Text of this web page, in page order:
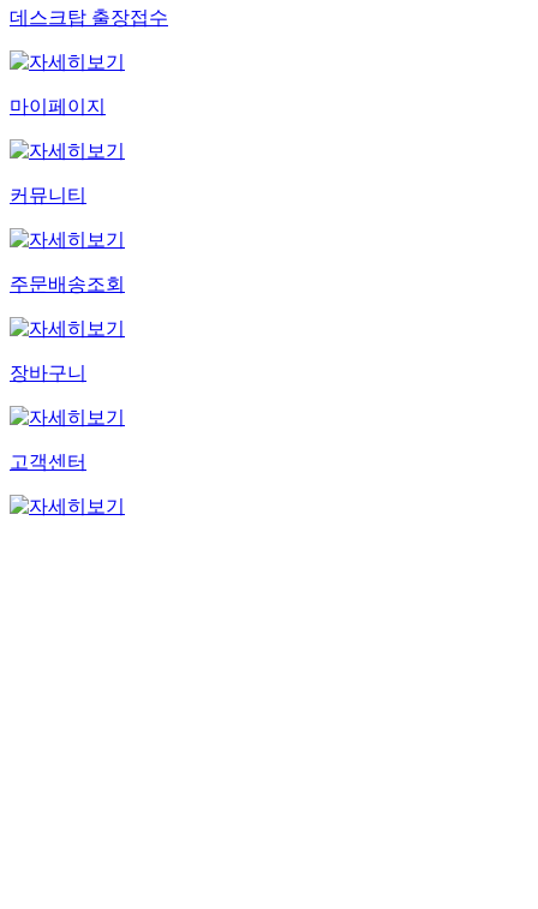
데스크탑 출장접수
마이페이지
커뮤니티
주문배송조회
장바구니
고객센터